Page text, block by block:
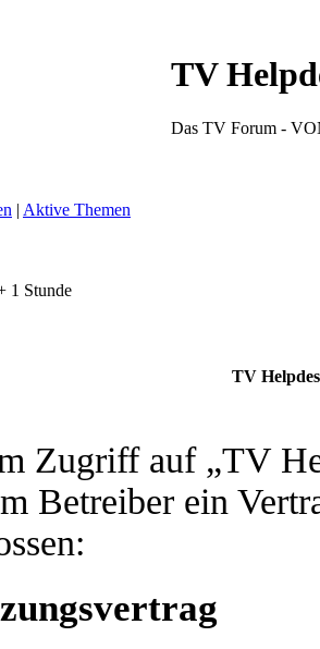
TV
Das TV Forum -
| Aktive Themen
1 Stunde
TV
Zugriff auf „TV
Betreiber ein